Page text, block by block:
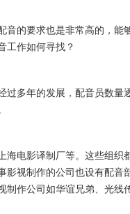
的要求也是非常高的，能
工作如何寻找？
多年的发展，配音员数量
电影译制厂等。这些组织
视制作的公司也设有配音
作公司如华谊兄弟、光线